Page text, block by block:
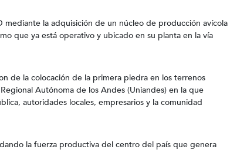
la adquisición de un núcleo de producción avícola
que ya está operativo y ubicado en su planta en la vía
de la colocación de la primera piedra en los terrenos
Autónoma de los Andes (Uniandes) en la que
autoridades locales, empresarios y la comunidad
la fuerza productiva del centro del país que genera